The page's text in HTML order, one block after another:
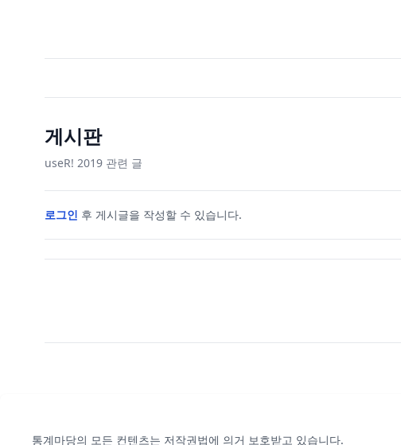
게시판
useR! 2019 관련 글
로그인 후 게시글을 작성할 수 있습니다.
통계마당의 모든 컨텐츠는 저작권법에 의거 보호받고 있습니다.